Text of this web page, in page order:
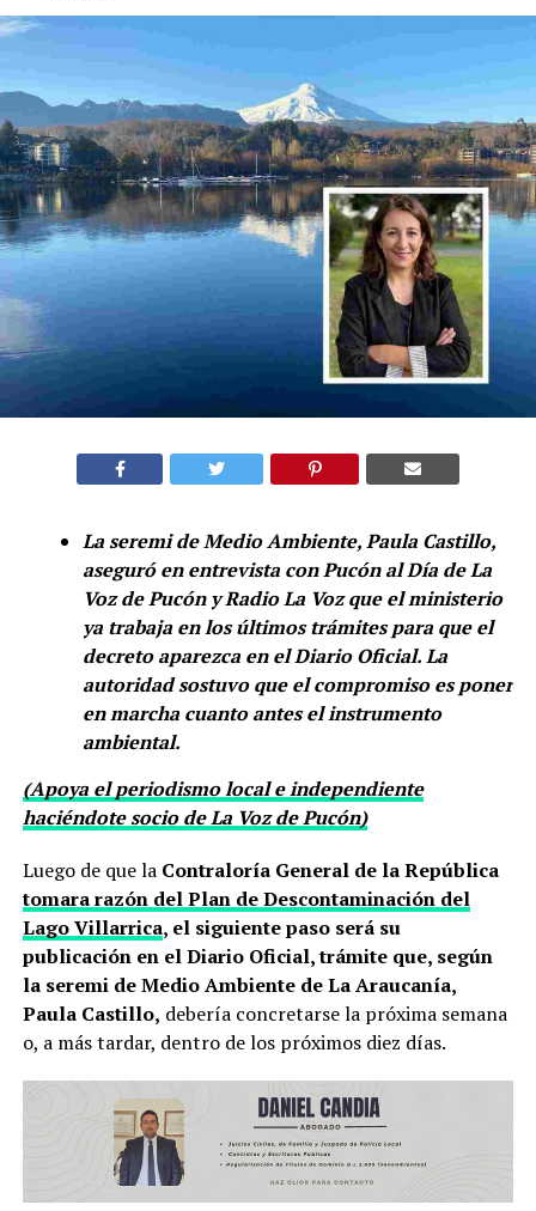
La seremi de Medio Ambiente, Paula Castillo,
aseguró en entrevista con Pucón al Día de La
Voz de Pucón y Radio La Voz que el ministerio
ya trabaja en los últimos trámites para que el
decreto aparezca en el Diario Oficial. La
autoridad sostuvo que el compromiso es poner
en marcha cuanto antes el instrumento
ambiental.
(Apoya el periodismo local e independiente
haciéndote socio de La Voz de Pucón)
Luego de que la Contraloría General de la República
tomara razón del Plan de Descontaminación del
Lago Villarrica, el siguiente paso será su
publicación en el Diario Oficial, trámite que, según
la seremi de Medio Ambiente de La Araucanía,
Paula Castillo, debería concretarse la próxima semana
o, a más tardar, dentro de los próximos diez días.